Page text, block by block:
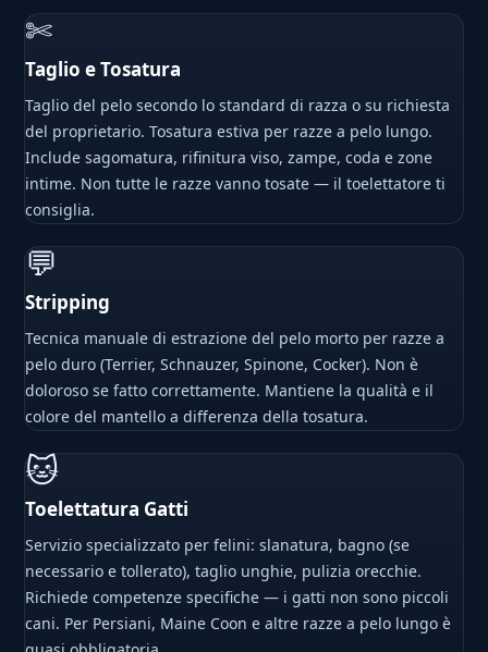
✄
Taglio e Tosatura
Taglio del pelo secondo lo standard di razza o su richiesta
del proprietario. Tosatura estiva per razze a pelo lungo.
Include sagomatura, rifinitura viso, zampe, coda e zone
intime. Non tutte le razze vanno tosate — il toelettatore ti
consiglia.
💬
Stripping
Tecnica manuale di estrazione del pelo morto per razze a
pelo duro (Terrier, Schnauzer, Spinone, Cocker). Non è
doloroso se fatto correttamente. Mantiene la qualità e il
colore del mantello a differenza della tosatura.
🐱
Toelettatura Gatti
Servizio specializzato per felini: slanatura, bagno (se
necessario e tollerato), taglio unghie, pulizia orecchie.
Richiede competenze specifiche — i gatti non sono piccoli
cani. Per Persiani, Maine Coon e altre razze a pelo lungo è